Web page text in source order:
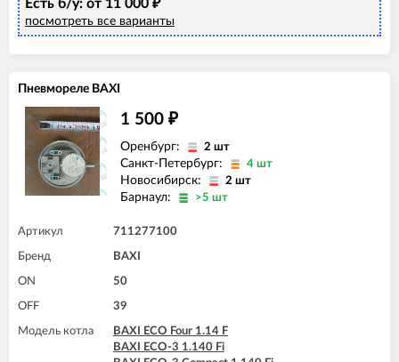
BAXI FOURTECH 24 (CSR)
BAXI FOURTECH 24 F (CSB)
BAXI FOURTECH 24 F (CSR)
BAXI MAIN Four 240 F (белая панель)
Есть б/у: от 11 000 ₽
посмотреть все варианты
Пневмореле BAXI
1 500 ₽
Оренбург: 2 шт
Санкт-Петербург: 4 шт
Новосибирск: 2 шт
Барнаул: >5 шт
Артикул 711277100
Бренд BAXI
ON 50
OFF 39
Модель котла
BAXI ECO Four 1.14 F
BAXI ECO-3 1.140 Fi